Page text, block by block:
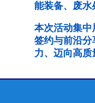
能装备、废水
本次活动集中
签约与前沿分
力、迈向高质